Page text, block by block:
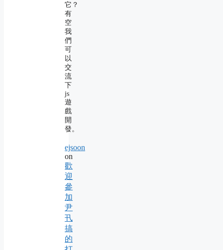
它？
有
空
我
們
可
以
交
流
下
js
遊
戲
開
發。
ejsoon
on
歡
迎
參
加
尹
卂
搞
的